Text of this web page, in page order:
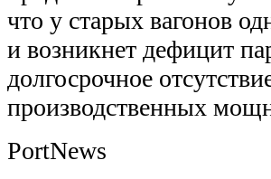
что у старых вагонов
и возникнет дефицит
долгосрочное
производственных
PortNews